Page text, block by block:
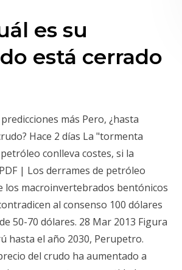
es su
está cerrado
más Pero, ¿hasta
Hace 2 días La "tormenta
conlleva costes, si la
| Los derrames de petróleo
macroinvertebrados bentónicos
al consenso 100 dólares
50-70 dólares. 28 Mar 2013 Figura
hasta el año 2030, Perupetro.
del crudo ha aumentado a